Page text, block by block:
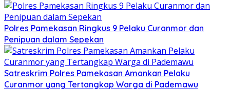
Polres Pamekasan Ringkus 9 Pelaku Curanmor dan
Penipuan dalam Sepekan
Satreskrim Polres Pamekasan Amankan Pelaku
Curanmor yang Tertangkap Warga di Pademawu